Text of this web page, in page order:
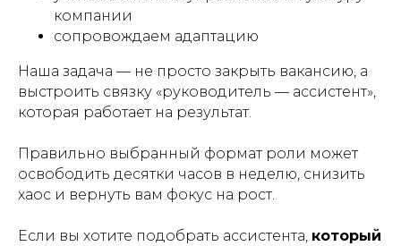
компании
сопровождаем адаптацию
Наша задача — не просто закрыть вакансию, а
выстроить связку «руководитель — ассистент»,
которая работает на результат.
Правильно выбранный формат роли может
освободить десятки часов в неделю, снизить
хаос и вернуть вам фокус на рост.
Если вы хотите подобрать ассистента, который